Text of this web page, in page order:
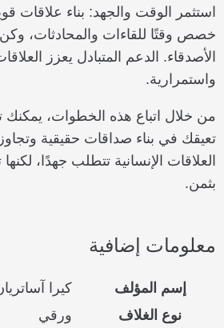
استثمر الوقت والجهد: بناء علاقات
خصص وقتًا للقاءات والمحادثات،
الأصدقاء. الدعم المتبادل يعزز
واستمرارية.
من خلال اتباع هذه الخطوات، يمكنك
تعيقك في بناء صداقات حقيقية
العلاقات الإنسانية تتطلب جهدًا،
بثمن.
معلومات إضافية
إسم المؤلف
كيرا
نوع الغلاف
ورقي